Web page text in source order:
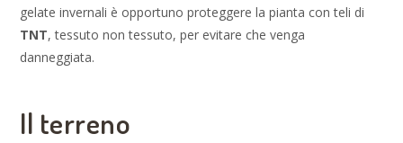
gelate invernali è opportuno proteggere la pianta con teli di
TNT, tessuto non tessuto, per evitare che venga
danneggiata.
Il terreno